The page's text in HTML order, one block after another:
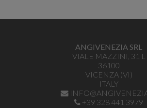
ANGIVENEZIA SRL
VIALE MAZZINI, 31 L
36100
VICENZA(VI)
ITALY
+39 328 441 3979